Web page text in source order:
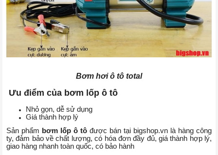
Bơm hơi ô tô total
Ưu điểm của bơm lốp ô tô
Nhỏ gọn, dễ sử dụng
Giá thành hợp lý
Sản phẩm bơm lốp ô tô được bán tại bigshop.vn là hàng công
ty, đảm bảo về chất lượng, có hóa đơn đầy đủ, giá thành hợp lý,
giao hàng nhanh toàn quốc, có bảo hành